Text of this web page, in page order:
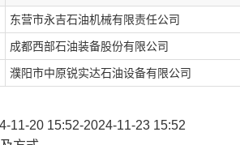
东营市永吉石油机械有限责任公司
成都西部石油装备股份有限公司
濮阳市中原锐实达石油设备有限公司
11-20 15:52-2024-11-23 15:52